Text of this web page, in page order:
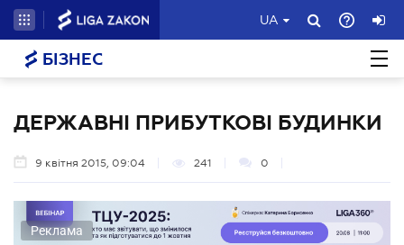
UA
БІЗНЕС
ДЕРЖАВНІ ПРИБУТКОВІ БУДИНКИ
9 квітня 2015, 09:04 241 0
Реклама